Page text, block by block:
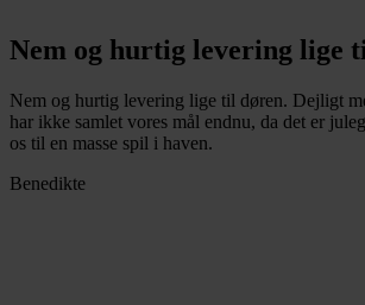
Nem og hurtig levering lige
Nem og hurtig levering lige til døren. Dejligt
har ikke samlet vores mål endnu, da det er
os til en masse spil i haven.
Benedikte